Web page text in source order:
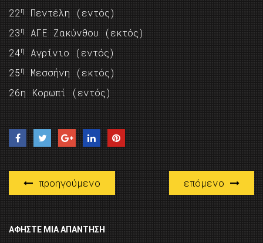
22η
Πεντέλη (εντός)
23η
ΑΓΕ Ζακύνθου (εκτός)
24η
Αγρίνιο (εντός)
25η
Μεσσήνη (εκτός)
26η Κορωπί (εντός)
προηγούμενο επόμενο
ΑΦΉΣΤΕ ΜΙΑ ΑΠΆΝΤΗΣΗ